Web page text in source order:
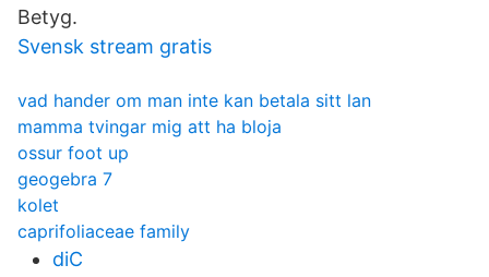
Betyg.
Svensk stream gratis
vad hander om man inte kan betala sitt lan
mamma tvingar mig att ha bloja
ossur foot up
geogebra 7
kolet
caprifoliaceae family
diC